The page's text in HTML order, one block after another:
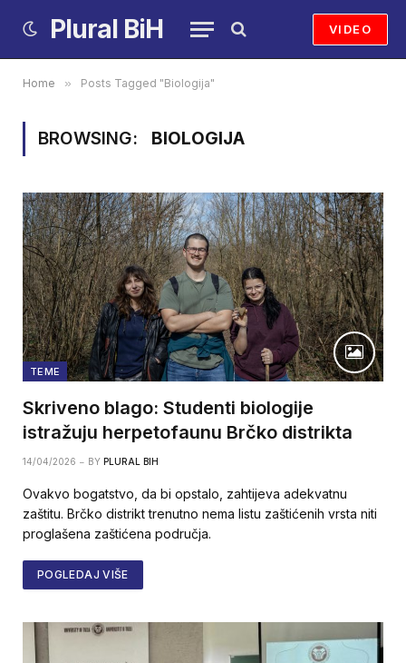
Plural BiH VIDEO
Home » Posts Tagged "Biologija"
BROWSING: BIOLOGIJA
TEME
Skriveno blago: Studenti biologije
istražuju herpetofaunu Brčko distrikta
14/04/2026 BY PLURAL BIH
Ovakvo bogatstvo, da bi opstalo, zahtijeva adekvatnu
zaštitu. Brčko distrikt trenutno nema listu zaštićenih vrsta niti
proglašena zaštićena područja.
POGLEDAJ VIŠE